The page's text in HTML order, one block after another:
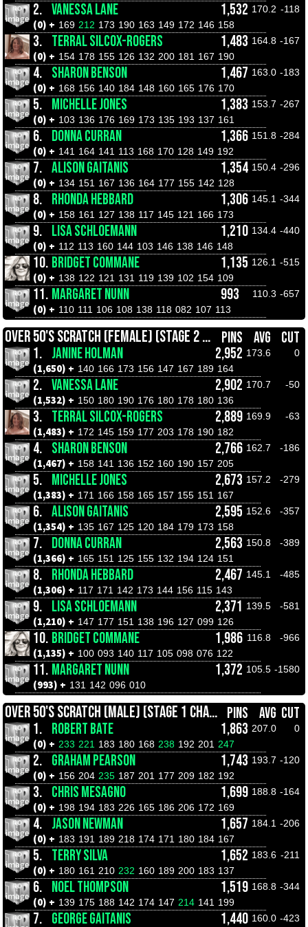
2. VANESSA LANE 1,532 170.2 -118
(0) + 169 212 173 190 163 149 172 146 158
3. TERRAL SILCOX-ROGERS 1,483 164.8 -167
(0) + 154 178 155 126 132 200 181 167 190
4. SHARON BENSON 1,467 163.0 -183
(0) + 168 156 140 184 148 160 165 176 170
5. MICHELLE JONES 1,383 153.7 -267
(0) + 103 136 176 169 173 135 193 137 161
6. DONNA CURRAN 1,366 151.8 -284
(0) + 141 164 141 113 168 170 128 149 192
7. ALISON GAITANIS 1,354 150.4 -296
(0) + 134 151 167 136 164 177 155 142 128
8. RHONDA HEBBARD 1,306 145.1 -344
(0) + 158 161 127 138 117 145 121 166 173
9. LISA SCHLOEMANN 1,210 134.4 -440
(0) + 112 113 160 144 103 146 138 146 148
10. BRIDGET COMMANE 1,135 126.1 -515
(0) + 138 122 121 131 119 139 102 154 109
11. MARGARET NUNN 993 110.3 -657
(0) + 110 111 106 108 138 118 082 107 113
OVER 50'S SCRATCH (FEMALE) (STAGE 2 ROLL OFFS) PINS AVG
CUT
1. JANINE HOLMAN 2,952 173.6 0
(1,650) + 140 166 173 156 147 167 189 164
2. VANESSA LANE 2,902 170.7 -50
(1,532) + 150 180 190 176 180 178 180 136
3. TERRAL SILCOX-ROGERS 2,889 169.9 -63
(1,483) + 172 145 159 177 203 178 190 182
4. SHARON BENSON 2,766 162.7 -186
(1,467) + 158 141 136 152 160 190 157 205
5. MICHELLE JONES 2,673 157.2 -279
(1,383) + 171 166 158 165 157 155 151 167
6. ALISON GAITANIS 2,595 152.6 -357
(1,354) + 135 167 125 120 184 179 173 158
7. DONNA CURRAN 2,563 150.8 -389
(1,366) + 165 151 125 155 132 194 124 151
8. RHONDA HEBBARD 2,467 145.1 -485
(1,306) + 117 171 142 173 144 156 115 143
9. LISA SCHLOEMANN 2,371 139.5 -581
(1,210) + 147 177 151 138 196 127 099 126
10. BRIDGET COMMANE 1,986 116.8 -966
(1,135) + 100 093 140 117 105 098 076 122
11. MARGARET NUNN 1,372 105.5 -1580
(993) + 131 142 096 010
OVER 50'S SCRATCH (MALE) (STAGE 1 CHAMPIONSHIPS) PINS AVG CUT
1. ROBERT BATE 1,863 207.0 0
(0) + 233 221 183 180 168 238 192 201 247
2. GRAHAM PEARSON 1,743 193.7 -120
(0) + 156 204 235 187 201 177 209 182 192
3. CHRIS MESAGNO 1,699 188.8 -164
(0) + 198 194 183 226 165 186 206 172 169
4. JASON NEWMAN 1,657 184.1 -206
(0) + 183 191 189 218 174 171 180 184 167
5. TERRY SILVA 1,652 183.6 -211
(0) + 180 161 210 232 160 189 200 183 137
6. NOEL THOMPSON 1,519 168.8 -344
(0) + 139 175 188 142 174 147 214 141 199
7. GEORGE GAITANIS 1,440 160.0 -423